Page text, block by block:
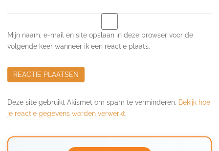
Mijn naam, e-mail en site opslaan in deze browser voor de
volgende keer wanneer ik een reactie plaats.
Deze site gebruikt Akismet om spam te verminderen. Bekijk hoe
je reactie gegevens worden verwerkt.